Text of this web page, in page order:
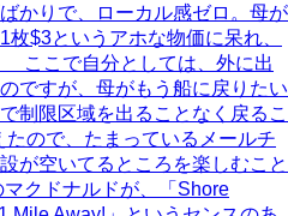
かりで、ローカル感ゼロ。母が
$3というアホな物価に呆れ、
ここで自分としては、外に出
ですが、母がもう船に戻りたい
制限区域を出ることなく戻るこ
ので、たまっているメールチ
が空いてるところを楽しむこと
クドナルドが、「Shore